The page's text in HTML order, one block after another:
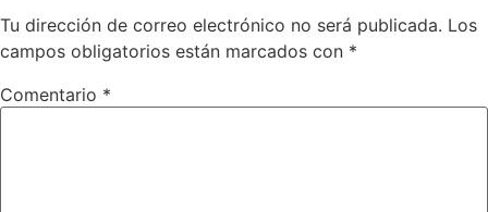
Tu dirección de correo electrónico no será publicada. Los
campos obligatorios están marcados con *
Comentario *